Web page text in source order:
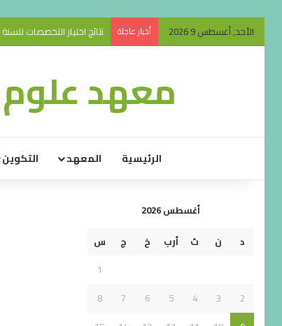
الأحد, أغسطس 9 2026 أخبار عاجلة نتائج اختيار التخصصات للسنة
معهد علوم
الرئيسية المعهد التكوين
أغسطس 2026
د
ن ث أرب خ ج
س
1
2
3
4
5
6
7
8